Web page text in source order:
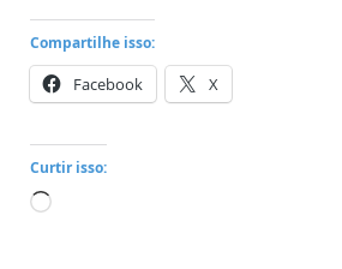
Compartilhe isso:
Facebook X
Curtir isso:
Carregando...